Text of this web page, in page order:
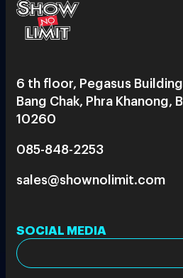
6 th floor, Pegasus
Bang Chak, Phra Khanong,
10260
085-848-2253
sales@shownolimit.com
SOCIAL MEDIA